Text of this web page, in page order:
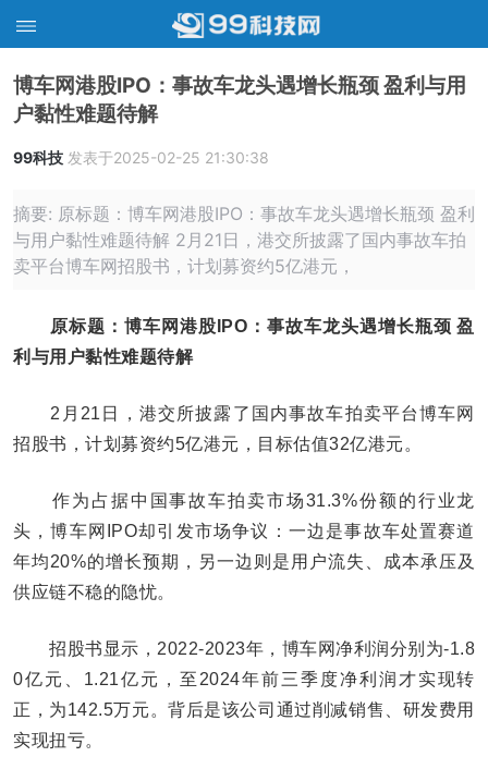
博车网港股IPO：事故车龙头遇增长瓶颈 盈利与用
户黏性难题待解
99科技 发表于2025-02-25 21:30:38
摘要: 原标题：博车网港股IPO：事故车龙头遇增长瓶颈 盈利
与用户黏性难题待解 2月21日，港交所披露了国内事故车拍
卖平台博车网招股书，计划募资约5亿港元，
原标题：博车网港股IPO：事故车龙头遇增长瓶颈 盈
利与用户黏性难题待解
2月21日，港交所披露了国内事故车拍卖平台博车网
招股书，计划募资约5亿港元，目标估值32亿港元。
作为占据中国事故车拍卖市场31.3%份额的行业龙
头，博车网IPO却引发市场争议：一边是事故车处置赛道
年均20%的增长预期，另一边则是用户流失、成本承压及
供应链不稳的隐忧。
招股书显示，2022-2023年，博车网净利润分别为-1.8
0亿元、1.21亿元，至2024年前三季度净利润才实现转
正，为142.5万元。背后是该公司通过削减销售、研发费用
实现扭亏。